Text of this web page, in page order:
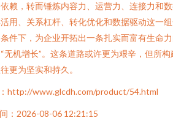
赖，转而锤炼内容力、运营力、连接力和
用、关系杠杆、转化优化和数据驱动这一
件下，为企业开拓出一条扎实而富有生命
机增长”。这条道路或许更为艰辛，但所构
更为坚实和持久。
http://www.glcdh.com/product/54.html
：2026-08-06 12:21:15